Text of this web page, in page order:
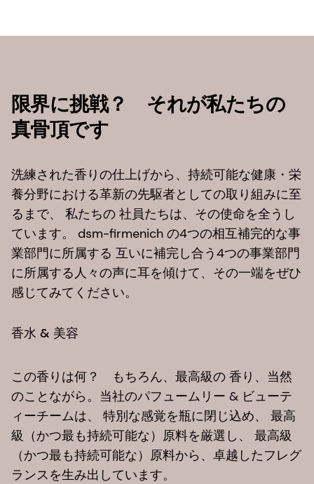
限界に挑戦？ それが私たちの
真骨頂です
洗練された香りの仕上げから、持続可能な健康・栄
養分野における革新の先駆者としての取り組みに至
るまで、 私たちの 社員たちは、その使命を全うし
ています。 dsm-firmenich の4つの相互補完的な事
業部門に所属する 互いに補完し合う4つの事業部門
に所属する人々の声に耳を傾けて、その一端をぜひ
感じてみてください。​
香水 & 美容​
この香りは何？ もちろん、最高級の 香り、当然
のことながら。当社のパフュームリー & ビューテ
ィーチームは、 特別な感覚を瓶に閉じ込め、 最高
級（かつ最も持続可能な）原料を厳選し、 最高級
（かつ最も持続可能な）原料から、卓越したフレグ
ランスを生み出しています。